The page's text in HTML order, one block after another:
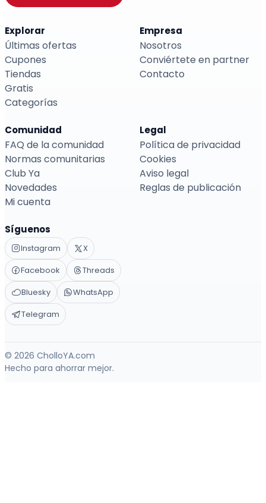
Explorar
Últimas ofertas
Cupones
Tiendas
Gratis
Categorías
Empresa
Nosotros
Conviértete en partner
Contacto
Comunidad
FAQ de la comunidad
Normas comunitarias
Club Ya
Novedades
Mi cuenta
Legal
Política de privacidad
Cookies
Aviso legal
Reglas de publicación
Síguenos
Instagram
X
Facebook
Threads
Bluesky
WhatsApp
Telegram
© 2026 CholloYA.com
Hecho para ahorrar mejor.